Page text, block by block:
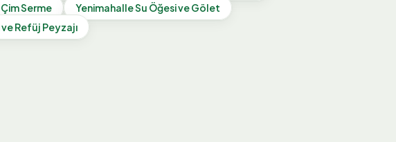
Serme YenimahalleSu Öğesi ve Gölet
ve Refüj Peyzajı